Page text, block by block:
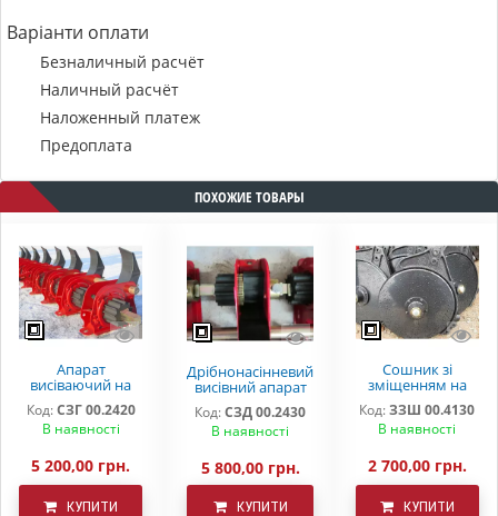
Варіанти оплати
Безналичный расчёт
Наличный расчёт
Наложенный платеж
Предоплата
ПОХОЖИЕ ТОВАРЫ
Апарат
висіваючий на
СЗ 3,6 СЗ 5,4 СЗП
СЗТ
Код:СЗГ 00.2420
В наявності
5 200,00 грн.
КУПИТИ
Дрібнонасінневий
висівний апарат
на зернову
сівалку СЗ 3,6 СЗ
5,4
Код:СЗД 00.2430
В наявності
5 800,00 грн.
КУПИТИ
Сошник зі
зміщенням на
підшипнику ОЗШ
00.4130
Код:ЗЗШ 00.4130
В наявності
2 700,00 грн.
КУПИТИ